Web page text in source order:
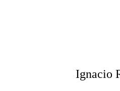
Ignacio